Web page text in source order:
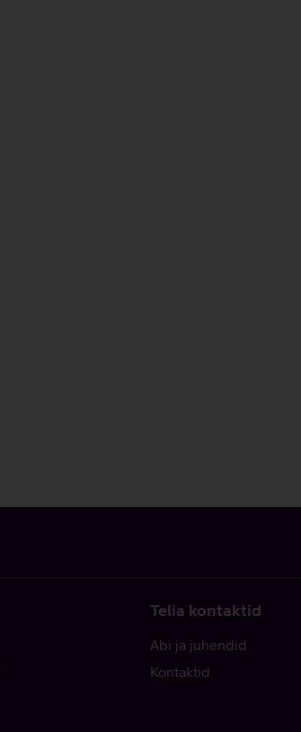
Telia kontaktid
Abi ja juhendid
Kontaktid